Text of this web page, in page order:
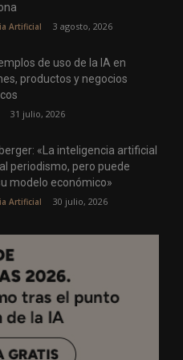
Artificial 3 agosto, 2026
de uso de la IA en
productos y negocios
31 julio, 2026
«La inteligencia artificial
periodismo, pero puede
modelo económico»
Artificial 30 julio, 2026